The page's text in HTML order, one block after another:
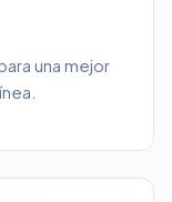
una mejor